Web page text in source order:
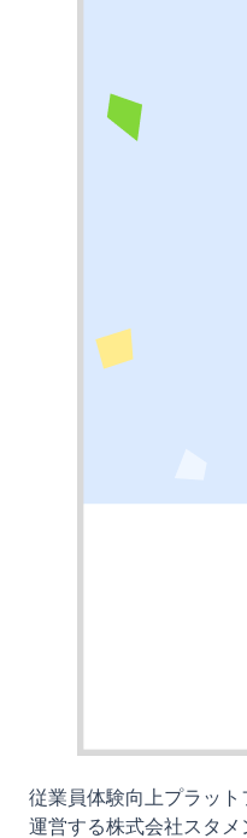
従業員体験向上プラッ
運営する株式会社スタ